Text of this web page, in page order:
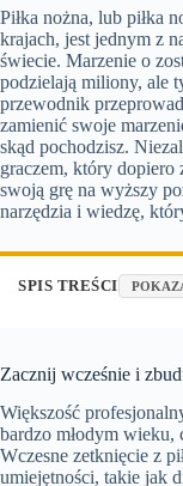
Piłka nożna, lub piłka
krajach, jest jednym z
świecie. Marzenie o
podzielają miliony, ale
przewodnik
zamienić swoje
skąd pochodzisz.
graczem, który dopiero
swoją grę na wyższy
narzędzia i wiedzę,
SPIS TREŚCI
Zacznij wcześnie i
Większość
bardzo młodym wieku,
Wczesne zetknięcie z
umiejętności, takie jak